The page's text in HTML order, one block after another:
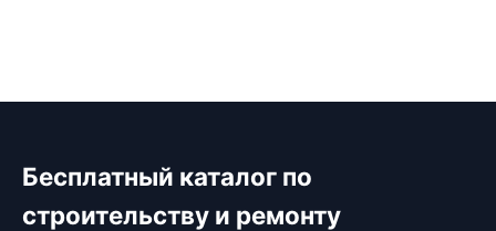
Бесплатный каталог по
строительству и ремонту